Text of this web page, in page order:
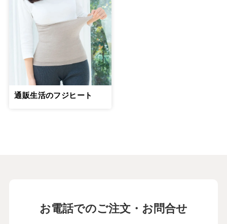
通販生活のフジヒート
お電話でのご注文・お問合せ